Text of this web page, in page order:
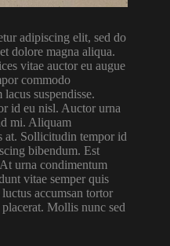
adipiscing elit, sed do
dolore magna aliqua.
vitae auctor eu augue
commodo
suspendisse.
id eu nisl. Auctor urna
mi. Aliquam
at. Sollicitudin tempor id
bibendum. Est
urna condimentum
vitae semper quis
accumsan tortor
Mollis nunc sed